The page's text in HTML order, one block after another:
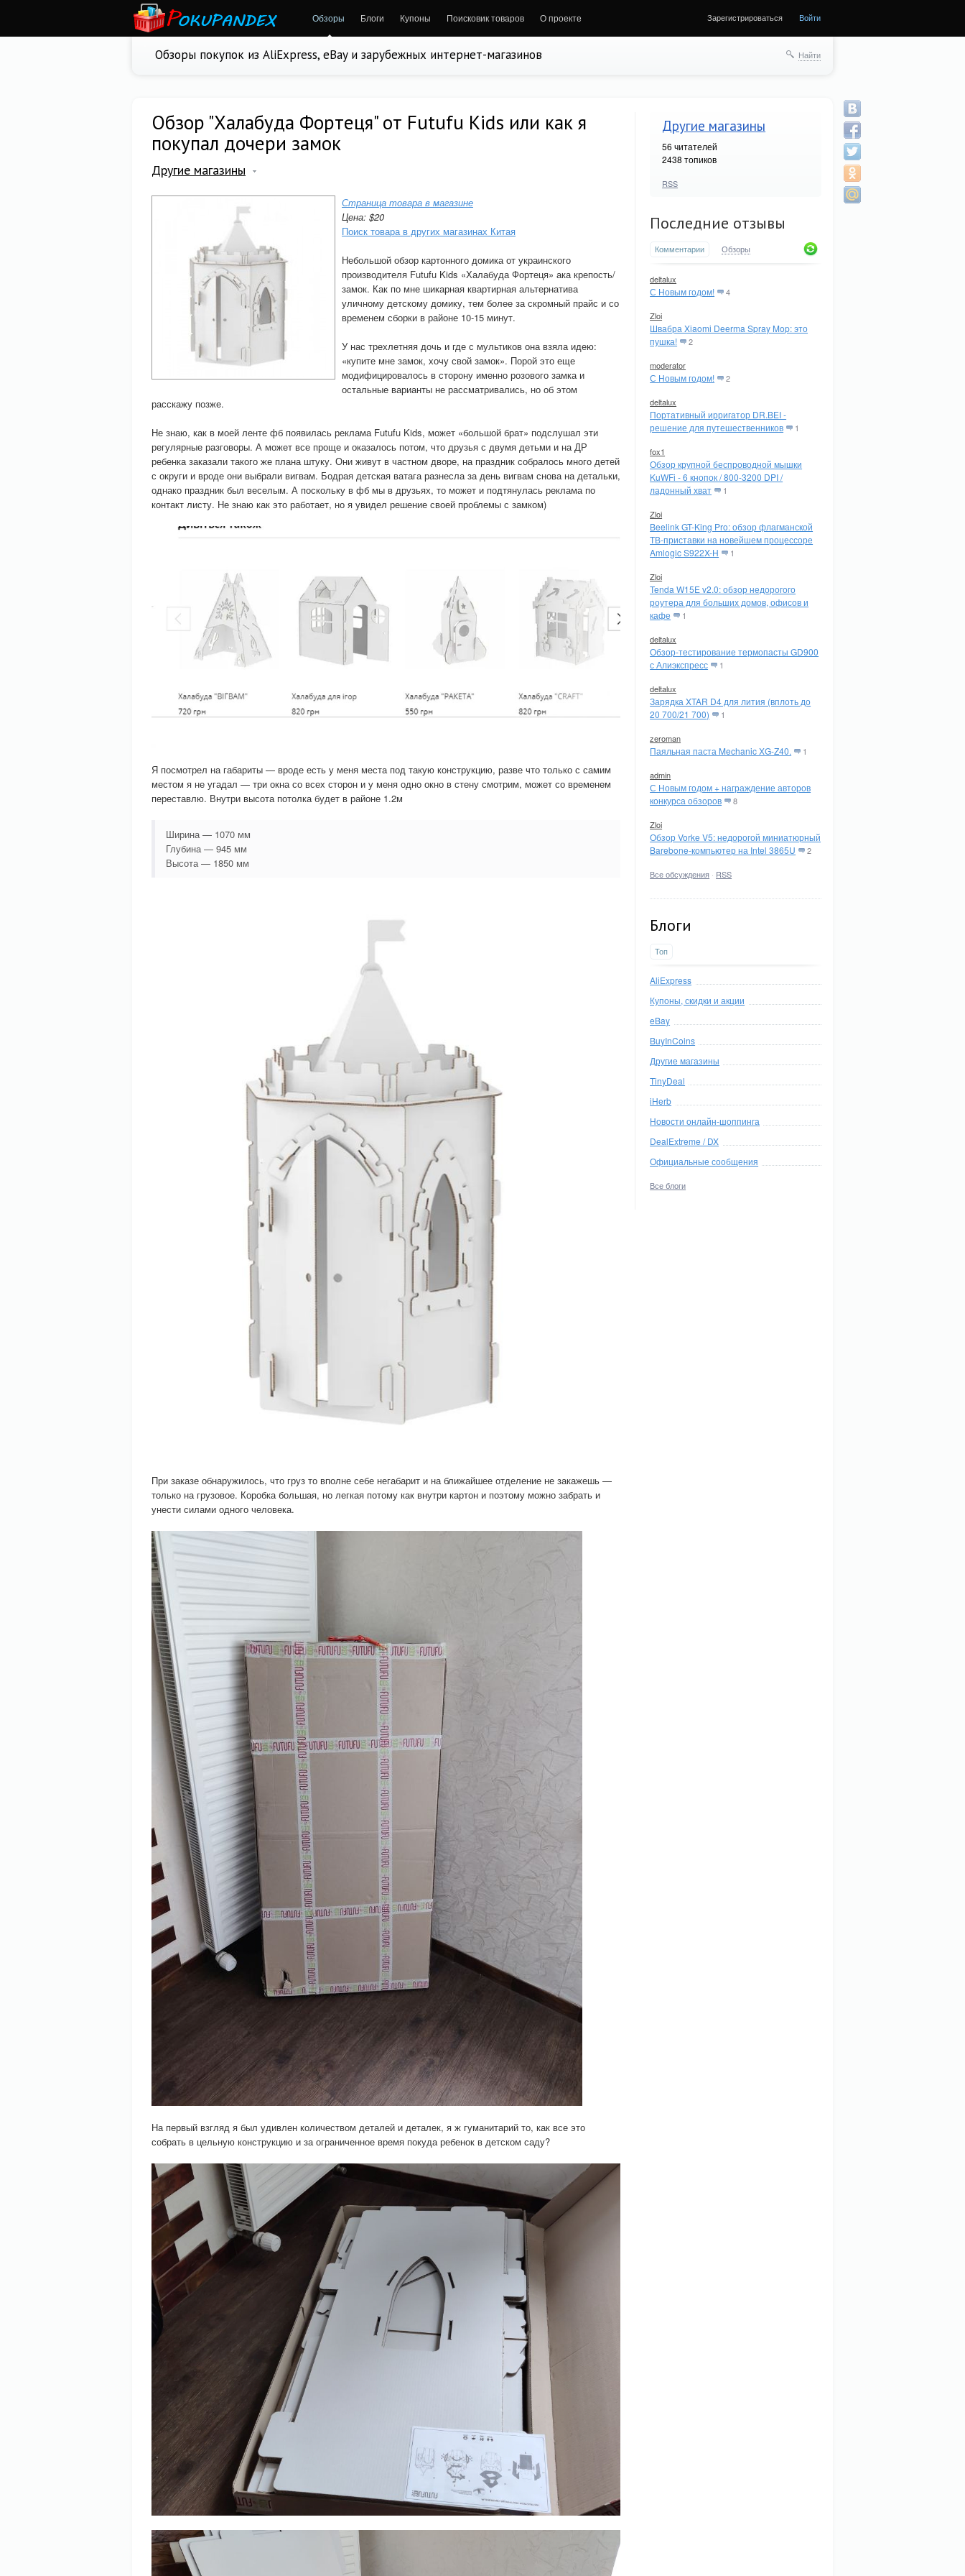
Обзоры Блоги Купоны Поисковик товаров О проекте Зарегистрироваться Войти
Обзоры покупок из AliExpress, eBay и зарубежных интернет-магазинов Найти
Обзор "Халабуда Фортеця" от Futufu Kids или как я
покупал дочери замок
Другие магазины
Страница товара в магазине
Цена: $20
Поиск товара в других магазинах Китая
Небольшой обзор картонного домика от украинского
производителя Futufu Kids «Халабуда Фортеця» ака крепость/
замок. Как по мне шикарная квартирная альтернатива
уличному детскому домику, тем более за скромный прайс и со
временем сборки в районе 10-15 минут.
У нас трехлетняя дочь и где с мультиков она взяла идею:
«купите мне замок, хочу свой замок». Порой это еще
модифицировалось в сторону именно розового замка и
остальные варианты не рассматривались, но об этом
расскажу позже.
Не знаю, как в моей ленте фб появилась реклама Futufu Kids, может «большой брат» подслушал эти
регулярные разговоры. А может все проще и оказалось потом, что друзья с двумя детьми и на ДР
ребенка заказали такого же плана штуку. Они живут в частном дворе, на праздник собралось много детей
с округи и вроде они выбрали вигвам. Бодрая детская ватага разнесла за день вигвам снова на детальки,
однако праздник был веселым. А поскольку в фб мы в друзьях, то может и подтянулась реклама по
контакт листу. Не знаю как это работает, но я увидел решение своей проблемы с замком)
Я посмотрел на габариты — вроде есть у меня места под такую конструкцию, разве что только с самим
местом я не угадал — три окна со всех сторон и у меня одно окно в стену смотрим, может со временем
переставлю. Внутри высота потолка будет в районе 1.2м
Ширина — 1070 мм
Глубина — 945 мм
Высота — 1850 мм
При заказе обнаружилось, что груз то вполне себе негабарит и на ближайшее отделение не закажешь —
только на грузовое. Коробка большая, но легкая потому как внутри картон и поэтому можно забрать и
унести силами одного человека.
На первый взгляд я был удивлен количеством деталей и деталек, я ж гуманитарий то, как все это
собрать в цельную конструкцию и за ограниченное время покуда ребенок в детском саду?
Другие магазины
56 читателей
2438 топиков
RSS
Последние отзывы
Комментарии Обзоры
deltalux
С Новым годом! 4
Zloi
Швабра Xiaomi Deerma Spray Mop: это
пушка!
2
moderator
С Новым годом! 2
deltalux
Портативный ирригатор DR.BEI -
решение для путешественников
1
fox1
Обзор крупной беспроводной мышки
KuWFi - 6 кнопок / 800-3200 DPI /
ладонный хват
1
Zloi
Beelink GT-King Pro: обзор флагманской
ТВ-приставки на новейшем процессоре
Amlogic S922X-H
1
Zloi
Tenda W15E v2.0: обзор недорогого
роутера для больших домов, офисов и
кафе
1
deltalux
Обзор-тестирование термопасты GD900
с Алиэкспресс
1
deltalux
Зарядка XTAR D4 для лития (вплоть до
20 700/21 700)
1
zeroman
Паяльная паста Mechanic XG-Z40. 1
admin
С Новым годом + награждение авторов
конкурса обзоров
8
Zloi
Обзор Vorke V5: недорогой миниатюрный
Barebone-компьютер на Intel 3865U
2
Все обсуждения · RSS
Блоги
Топ
AliExpress
Купоны, скидки и акции
eBay
BuyInCoins
Другие магазины
TinyDeal
iHerb
Новости онлайн-шоппинга
DealExtreme / DX
Официальные сообщения
Все блоги